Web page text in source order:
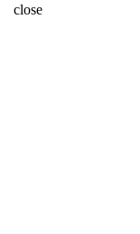
close